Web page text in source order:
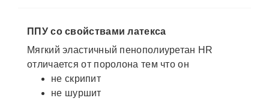
ППУ со свойствами латекса
Мягкий эластичный пенополиуретан HR
отличается от поролона тем что он
не скрипит
не шуршит